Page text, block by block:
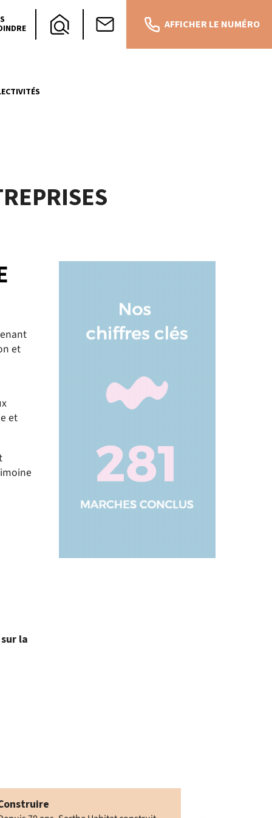
AFFICHER LE NUMÉRO
et
et
la